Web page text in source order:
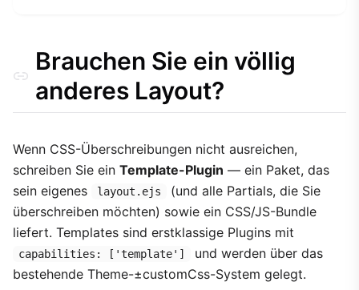
Brauchen Sie ein völlig
anderes Layout?
Wenn CSS-Überschreibungen nicht ausreichen,
schreiben Sie ein Template-Plugin — ein Paket, das
sein eigenes
layout.ejs
(und alle Partials, die Sie
überschreiben möchten) sowie ein CSS/JS-Bundle
liefert. Templates sind erstklassige Plugins mit
capabilities: ['template']
und werden über das
bestehende Theme-±customCss-System gelegt.